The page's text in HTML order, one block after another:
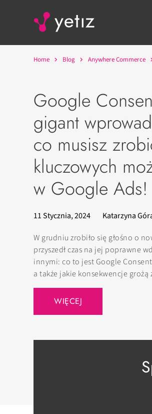
Home Blog Anywhere Commerce
Google
gigant
co musisz
kluczowych
w Google Ads!
11 Stycznia, 2024
Katarzyna
W grudniu zrobiło się głośno o
przyszedł czas na jej poprawne
innymi: co to jest Google
a także jakie konsekwencje
WIĘCEJ